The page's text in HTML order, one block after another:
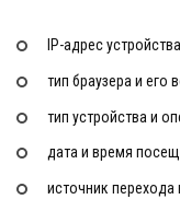
IP-адрес
тип браузера и его
тип устройства и
дата и время
источник перехода